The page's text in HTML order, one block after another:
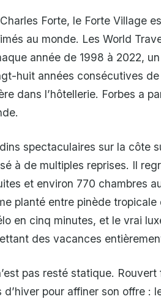
Forte, le Forte Village
au monde. Les World
année de 1998 à 2022,
huit années consécutives
dans l’hôtellerie. Forbes a
spectaculaires sur la côte
à de multiples reprises. Il
et environ 770 chambres
planté entre pinède
en cinq minutes, et le vrai
des vacances
pas resté statique.
pour affiner son offre :